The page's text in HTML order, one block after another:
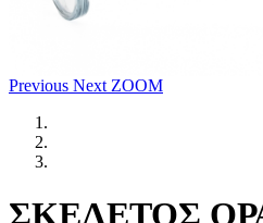
Previous Next ZOOM
ΣΚΕΛΕΤΟΣ